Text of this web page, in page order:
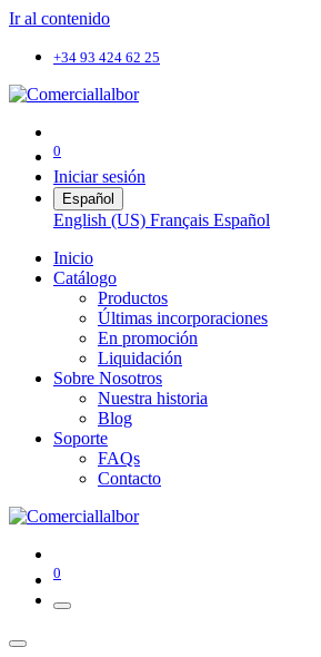
Ir al contenido
+34 93 424 62 25
0
Iniciar sesión
Español
English (US) Français Español
Inicio
Catálogo
Productos
Últimas incorporaciones
En promoción
Liquidación
Sobre Nosotros
Nuestra historia
Blog
Soporte
FAQs
Contacto
0